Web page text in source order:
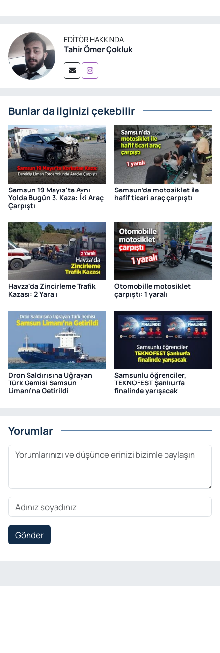
EDITÖR HAKKINDA
Tahir Ömer Çokluk
Bunlar da ilginizi çekebilir
Samsun 19 Mayıs'ta Aynı
Yolda Bugün 3. Kaza: İki Araç
Çarpıştı
Samsun’da motosiklet ile
hafif ticari araç çarpıştı
Havza'da Zincirleme Trafik
Kazası: 2 Yaralı
Otomobille motosiklet
çarpıştı: 1 yaralı
Dron Saldırısına Uğrayan
Türk Gemisi Samsun
Limanı'na Getirildi
Samsunlu öğrenciler,
TEKNOFEST Şanlıurfa
finalinde yarışacak
Yorumlar
Gönder